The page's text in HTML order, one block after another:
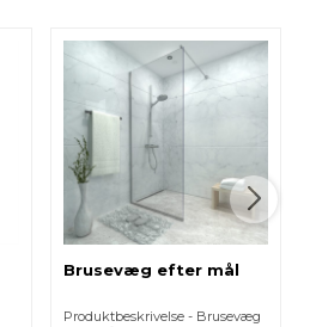
Brusevæg efter mål
Produktbeskrivelse - Brusevæg